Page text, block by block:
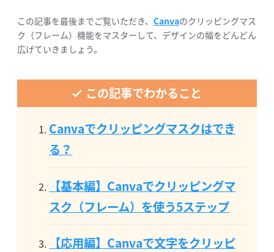
この記事を最後までご覧いただき、 Canvaのクリッピングマス
ク（フレーム）機能をマスターして、デザインの幅をどんどん
広げていきましょう。
この記事でわかること
Canvaでクリッピングマスクはでき
る？
【基本編】Canvaでクリッピングマ
スク（フレーム）を使う5ステップ
【応用編】Canvaで文字をクリッピ